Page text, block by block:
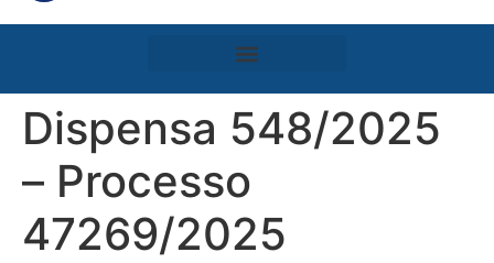
Dispensa 548/2025
– Processo
47269/2025